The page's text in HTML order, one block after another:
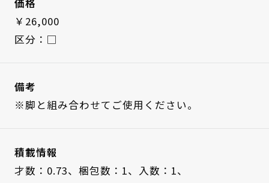
価格
￥26,000
区分：□
備考
※脚と組み合わせてご使用ください。
積載情報
才数：0.73、 梱包数：1、
入数：1、